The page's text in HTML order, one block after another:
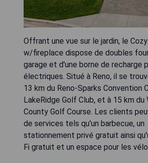
Offrant une vue sur le jardin, le
w/fireplace dispose de doubles
garage et d'une borne de recharge
électriques. Situé à Reno, il se
13 km du Reno-Sparks Convention
LakeRidge Golf Club, et à 15 km du
County Golf Course. Les clients
de services tels qu'un barbecue, un
stationnement privé gratuit ainsi
Fi gratuit et un espace pour les